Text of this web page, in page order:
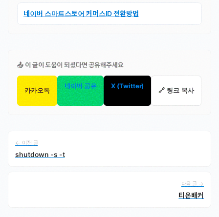
네이버 스마트스토어 커머스ID 전환방법
📤 이 글이 도움이 되셨다면 공유해주세요
카카오톡
네이버 공유 X (Twitter)
🔗 링크 복사
← 이전 글
shutdown -s -t
다음 글 →
티온배커